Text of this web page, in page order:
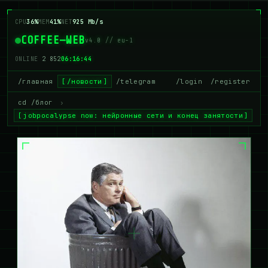
CPU38%MEM40%NET908 Mb/s
COFFEE—WEBv4.0 // eu-1
ONLINE 2 85506:16:45
/главная /новости /telegram /login /register
cd /блог
›
jobpocalypse now: нейронные сети и конец занятости